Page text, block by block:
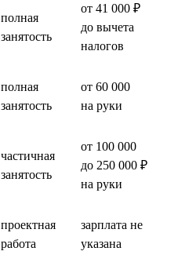
полная
занятость
от 41 000 ₽
до вычета
налогов
полная
занятость
от 60 000
на руки
частичная
занятость
от 100 000
до 250 000 ₽
на руки
проектная
работа
зарплата не
указана